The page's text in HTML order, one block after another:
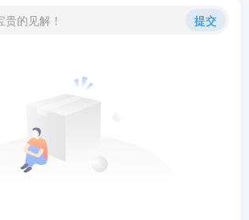
的见解！ 提交